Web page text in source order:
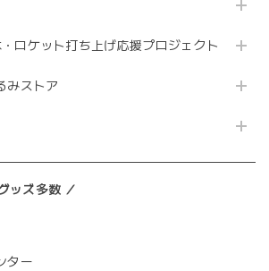
ロケット打ち上げ応援プロジェクト
みストア
ッズ多数 ／
ター